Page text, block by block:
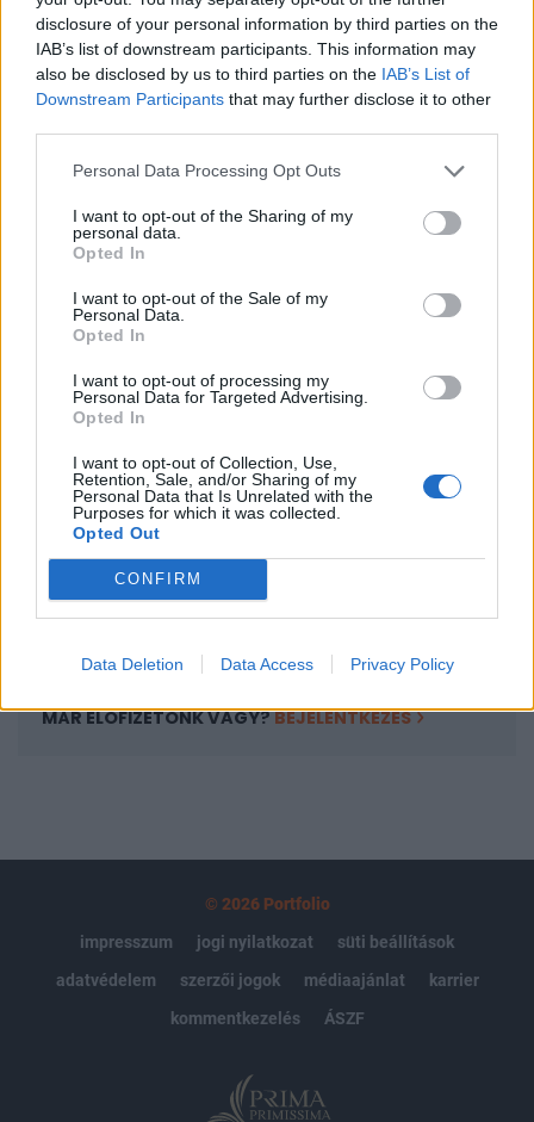
disclosure of your personal information by third parties on the
IAB’s list of downstream participants. This information may
also be disclosed by us to third parties on the IAB’s List of
Downstream Participants that may further disclose it to other
Personal Data Processing Opt Outs
I want to opt-out of the Sharing of my
personal data.
Opted In
I want to opt-out of the Sale of my
Personal Data.
Opted In
I want to opt-out of processing my
Personal Data for Targeted Advertising.
Opted In
I want to opt-out of Collection, Use,
Retention, Sale, and/or Sharing of my
Personal Data that Is Unrelated with the
Purposes for which it was collected.
Opted Out
CONFIRM
Data Deletion Data Access Privacy Policy
százalékot emelkedett a részvények árfolyama.
A gyorsjelentés főbb pontjai: Az elemzői várakozásokat
felülmúló negyedéves bevételről és profitról számolt be a
milliárd japán jen (~18,2 milliárd USD) lett, ami 22
időszakához képest Az elemzők 1860 milliárd jen bevételt
vártak A működési eredmény szintjén...
KEDVES OLVASÓNK!
A keresett cikk a portfolio.hu hírarchívumához
tartozik, melynek olvasása előfizetéses
Az előfizetés a következőket tartalmazza:
Portfolio.hu teljes cikkarchívum
Kötéslisták: BÉT elmúlt 2 év napon belüli
kötéslistái
MÁR ELŐFIZETŐNK VAGY?BEJELENTKEZÉS
© 2026 Portfolio
impresszum
jogi nyilatkozat
süti beállítások
adatvédelem
szerzői jogok médiaajánlat
karrier
kommentkezelés
ÁSZF